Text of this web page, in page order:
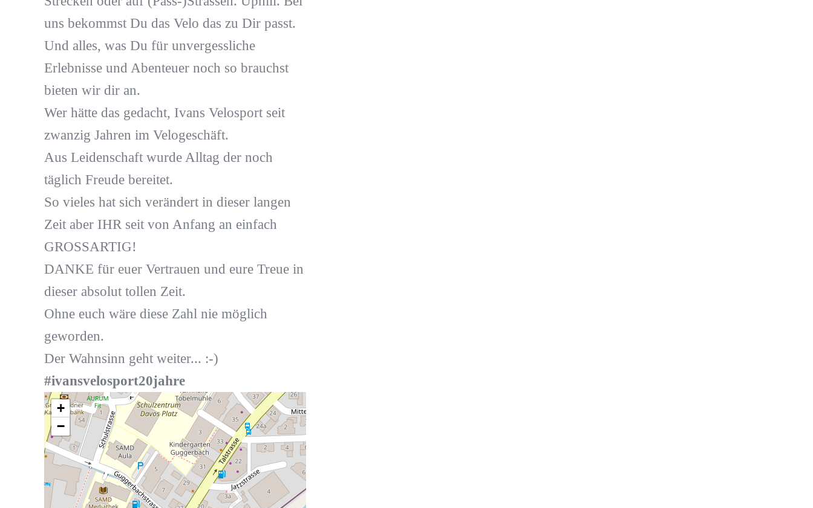
uns bekommst Du das Velo das zu Dir passt.
Und alles, was Du für unvergessliche
Erlebnisse und Abenteuer noch so brauchst
bieten wir dir an.
Wer hätte das gedacht, Ivans Velosport seit
zwanzig Jahren im Velogeschäft.
Aus Leidenschaft wurde Alltag der noch
täglich Freude bereitet.
So vieles hat sich verändert in dieser langen
Zeit aber IHR seit von Anfang an einfach
GROSSARTIG!
DANKE für euer Vertrauen und eure Treue in
dieser absolut tollen Zeit.
Ohne euch wäre diese Zahl nie möglich
geworden.
Der Wahnsinn geht weiter... :-)
#ivansvelosport20jahre
+
−